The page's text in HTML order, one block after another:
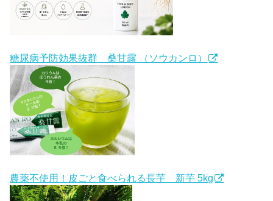
糖尿病予防効果抜群 桑甘露 （ソウカンロ）
農薬不使用！皮ごと食べられる長芋 新芋 5kg